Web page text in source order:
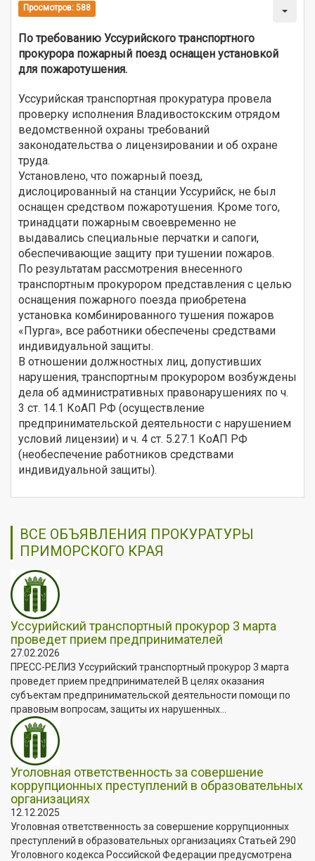
Просмотров: 588
По требованию Уссурийского транспортного
прокурора пожарный поезд оснащен установкой
для пожаротушения.
Уссурийская транспортная прокуратура провела
проверку исполнения Владивостокским отрядом
ведомственной охраны требований
законодательства о лицензировании и об охране
труда.
Установлено, что пожарный поезд,
дислоцированный на станции Уссурийск, не был
оснащен средством пожаротушения. Кроме того,
тринадцати пожарным своевременно не
выдавались специальные перчатки и сапоги,
обеспечивающие защиту при тушении пожаров.
По результатам рассмотрения внесенного
транспортным прокурором представления с целью
оснащения пожарного поезда приобретена
установка комбинированного тушения пожаров
«Пурга», все работники обеспечены средствами
индивидуальной защиты.
В отношении должностных лиц, допустивших
нарушения, транспортным прокурором возбуждены
дела об административных правонарушениях по ч.
3 ст. 14.1 КоАП РФ (осуществление
предпринимательской деятельности с нарушением
условий лицензии) и ч. 4 ст. 5.27.1 КоАП РФ
(необеспечение работников средствами
индивидуальной защиты).
ВСЕ ОБЪЯВЛЕНИЯ ПРОКУРАТУРЫ
ПРИМОРСКОГО КРАЯ
Уссурийский транспортный прокурор 3 марта
проведет прием предпринимателей
27.02.2026
ПРЕСС-РЕЛИЗ Уссурийский транспортный прокурор 3 марта
проведет прием предпринимателей В целях оказания
субъектам предпринимательской деятельности помощи по
правовым вопросам, защиты их нарушенных...
Уголовная ответственность за совершение
коррупционных преступлений в образовательных
организациях
12.12.2025
Уголовная ответственность за совершение коррупционных
преступлений в образовательных организациях Статьей 290
Уголовного кодекса Российской Федерации предусмотрена